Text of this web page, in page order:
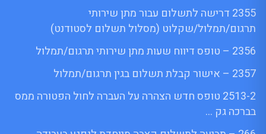
2355 דרישה לתשלום עבור מתן שירותי
תרגום/תמלול/שקלוט (מסלול תשלום לסטודנט)
2356 – טופס דיווח שעות מתן שירותי תרגום/תמלול
2357 – אישור קבלת תשלום בגין תרגום/תמלול
2513-2 טופס חדש הצהרה על העברה לחול הפטורה ממס
בברכה גק …